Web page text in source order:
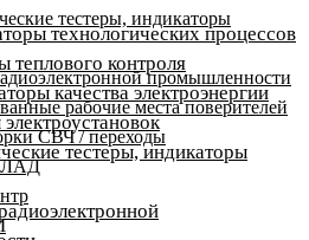
тестеры, индикаторы
промышленности
рабочие места поверителей
СВЧ / переходы
технологических процессов
теплового контроля
качества электроэнергии
тестеры, индикаторы